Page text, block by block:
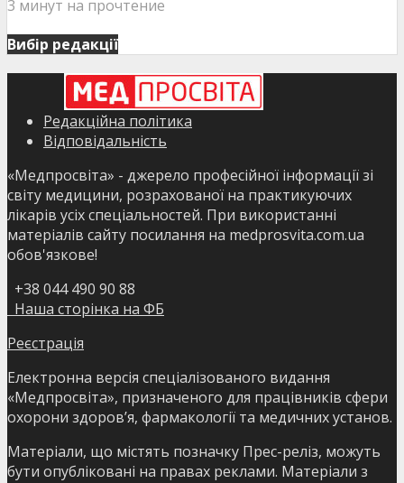
3 минут на прочтение
Вибір редакції
Редакційна політика
Відповідальність
«Медпросвіта» - джерело професійної інформації зі
світу медицини, розрахованої на практикуючих
лікарів усіх спеціальностей. При використанні
матеріалів сайту посилання на medprosvita.com.ua
обов'язкове!
+38 044 490 90 88
Наша сторінка на ФБ
Реєстрація
Електронна версія спеціалізованого видання
«Медпросвіта», призначеного для працівників сфери
охорони здоров’я, фармакології та медичних установ.
Матеріали, що містять позначку Прес-реліз, можуть
бути опубліковані на правах реклами. Матеріали з